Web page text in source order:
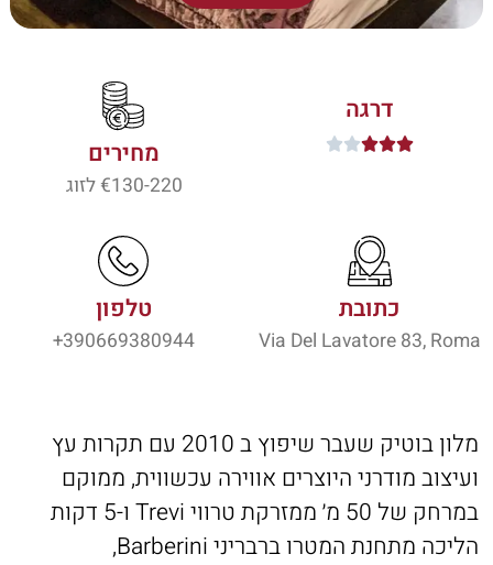
דרגה




 מחירים
130-220€ לזוג
כתובת
Via Del Lavatore 83, Roma
טלפון
390669380944+
מלון בוטיק שעבר שיפוץ ב 2010 עם תקרות עץ
ועיצוב מודרני היוצרים אווירה עכשווית, ממוקם
במרחק של 50 מ׳ ממזרקת טרווי Trevi ו-5 דקות
הליכה מתחנת המטרו ברבריני Barberini,